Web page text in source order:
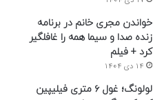
خواندن مجری خانم در برنامه
زنده صدا و سیما همه را غافلگیر
کرد + فیلم
14 دی 1404
لولونگ؛ غول ۶ متری فیلیپین